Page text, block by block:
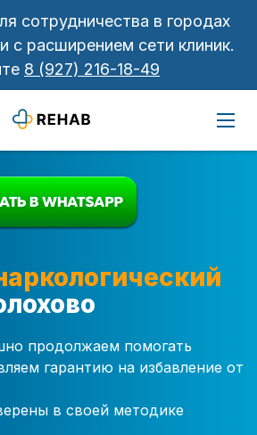
сотрудничества в городах
с расширением сети клиник.
8 (927) 216-18-49
продолжаем помогать
гарантию на избавление от
в своей методике